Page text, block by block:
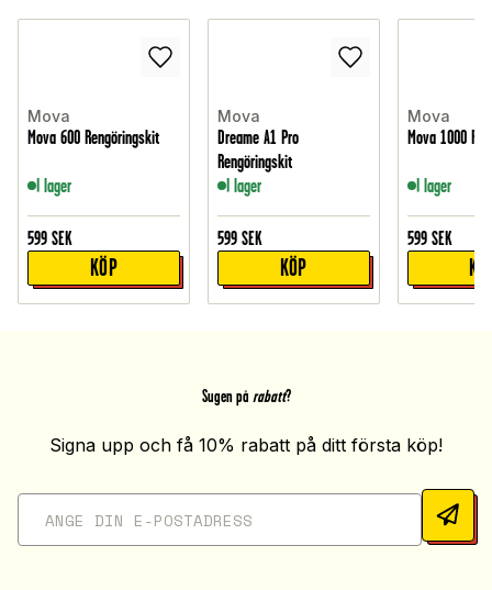
Mova
Mova 600 Rengöringskit
I lager
599 SEK
KÖP
Mova
Dreame A1 Pro
Rengöringskit
I lager
599 SEK
KÖP
Mova
Mova 1000
I lager
599 SEK
Sugen på rabatt?
Signa upp och få 10% rabatt på ditt första köp!